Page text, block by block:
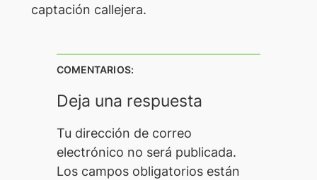
captación callejera.
COMENTARIOS:
Deja una respuesta
Tu dirección de correo
electrónico no será publicada.
Los campos obligatorios están